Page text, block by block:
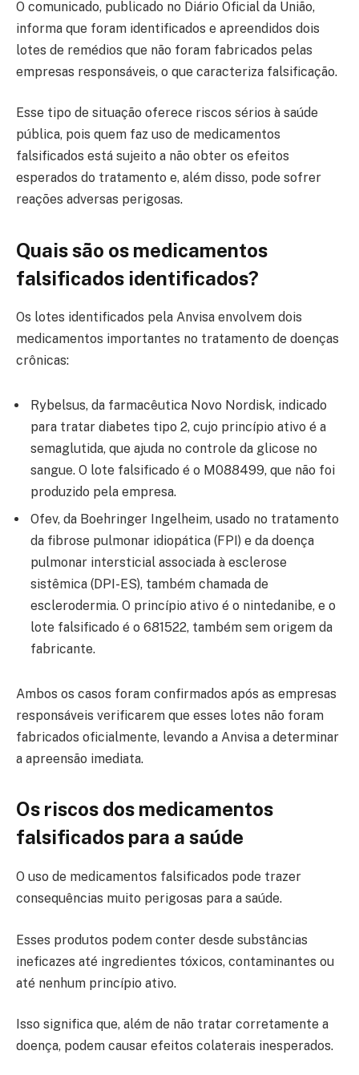
O comunicado, publicado no Diário Oficial da União,
informa que foram identificados e apreendidos dois
lotes de remédios que não foram fabricados pelas
empresas responsáveis, o que caracteriza falsificação.
Esse tipo de situação oferece riscos sérios à saúde
pública, pois quem faz uso de medicamentos
falsificados está sujeito a não obter os efeitos
esperados do tratamento e, além disso, pode sofrer
reações adversas perigosas.
Quais são os medicamentos
falsificados identificados?
Os lotes identificados pela Anvisa envolvem dois
medicamentos importantes no tratamento de doenças
crônicas:
Rybelsus, da farmacêutica Novo Nordisk, indicado
para tratar diabetes tipo 2, cujo princípio ativo é a
semaglutida, que ajuda no controle da glicose no
sangue. O lote falsificado é o M088499, que não foi
produzido pela empresa.
Ofev, da Boehringer Ingelheim, usado no tratamento
da fibrose pulmonar idiopática (FPI) e da doença
pulmonar intersticial associada à esclerose
sistêmica (DPI-ES), também chamada de
esclerodermia. O princípio ativo é o nintedanibe, e o
lote falsificado é o 681522, também sem origem da
fabricante.
Ambos os casos foram confirmados após as empresas
responsáveis verificarem que esses lotes não foram
fabricados oficialmente, levando a Anvisa a determinar
a apreensão imediata.
Os riscos dos medicamentos
falsificados para a saúde
O uso de medicamentos falsificados pode trazer
consequências muito perigosas para a saúde.
Esses produtos podem conter desde substâncias
ineficazes até ingredientes tóxicos, contaminantes ou
até nenhum princípio ativo.
Isso significa que, além de não tratar corretamente a
doença, podem causar efeitos colaterais inesperados.